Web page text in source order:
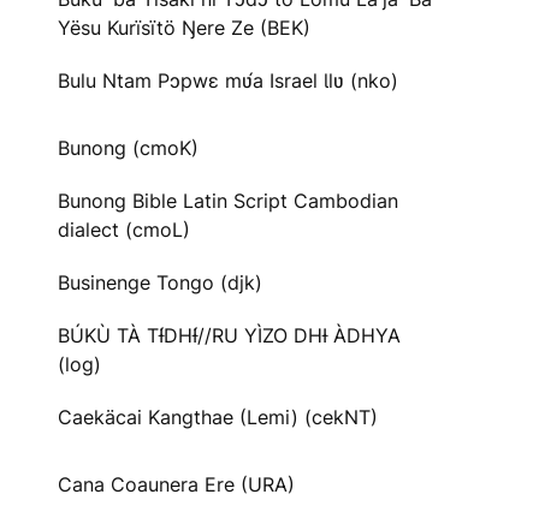
Yësu Kurïsïtö Ŋere Ze (BEK)
Bulu Ntam Pɔpwɛ mʋ́a Israel Ɩlʋ (nko)
Bunong (cmoK)
Bunong Bible Latin Script Cambodian
dialect (cmoL)
Businenge Tongo (djk)
BÚKÙ TÀ TƗ́DHƗ́//RU YÌZO DHƗ ÀDHYA
(log)
Caekäcai Kangthae (Lemi) (cekNT)
Cana Coaunera Ere (URA)